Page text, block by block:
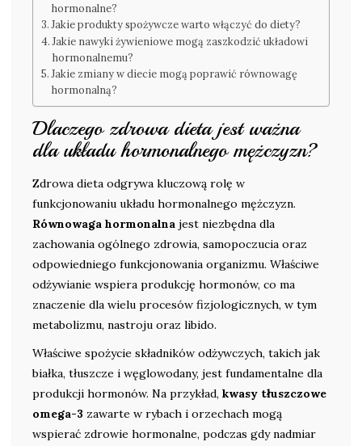
hormonalne?
Jakie produkty spożywcze warto włączyć do diety?
Jakie nawyki żywieniowe mogą zaszkodzić układowi
hormonalnemu?
Jakie zmiany w diecie mogą poprawić równowagę
hormonalną?
Dlaczego zdrowa dieta jest ważna
dla układu hormonalnego mężczyzn?
Zdrowa dieta odgrywa kluczową rolę w
funkcjonowaniu układu hormonalnego mężczyzn.
Równowaga hormonalna jest niezbędna dla
zachowania ogólnego zdrowia, samopoczucia oraz
odpowiedniego funkcjonowania organizmu. Właściwe
odżywianie wspiera produkcję hormonów, co ma
znaczenie dla wielu procesów fizjologicznych, w tym
metabolizmu, nastroju oraz libido.
Właściwe spożycie składników odżywczych, takich jak
białka, tłuszcze i węglowodany, jest fundamentalne dla
produkcji hormonów. Na przykład, kwasy tłuszczowe
omega-3 zawarte w rybach i orzechach mogą
wspierać zdrowie hormonalne, podczas gdy nadmiar